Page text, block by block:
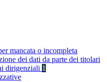
mancata o incompleta
dei dati da parte dei titolari
dirigenziali 1